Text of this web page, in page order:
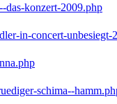
das-konzert-2009.php
in-concert-unbesiegt-
schima--